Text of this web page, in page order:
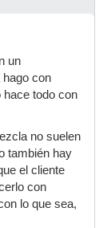
un
hago con
hace todo con
no suelen
también hay
el cliente
con
lo que sea,